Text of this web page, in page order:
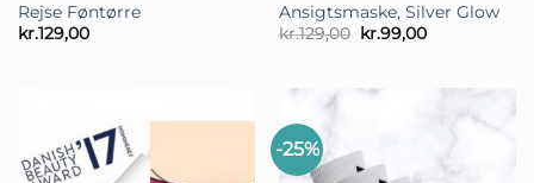
Rejse Føntørre
kr.129,00
Ansigtsmaske, Silver Glow
kr.129,00 Den
oprindelige
kr.129,00.
kr.99,00Den
kr.99,00.
-25%